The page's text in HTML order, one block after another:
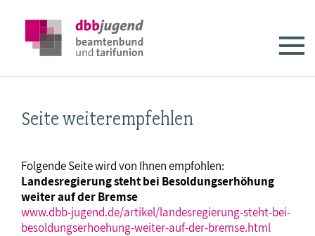
Seite weiterempfehlen
Folgende Seite wird von Ihnen empfohlen:
Landesregierung steht bei Besoldungserhöhung
weiter auf der Bremse
www.dbb-jugend.de/artikel/landesregierung-steht-bei-
besoldungserhoehung-weiter-auf-der-bremse.html